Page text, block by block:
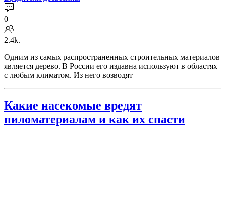
0
2.4k.
Одним из самых распространенных строительных материалов
является дерево. В России его издавна используют в областях
с любым климатом. Из него возводят
Какие насекомые вредят
пиломатериалам и как их спасти